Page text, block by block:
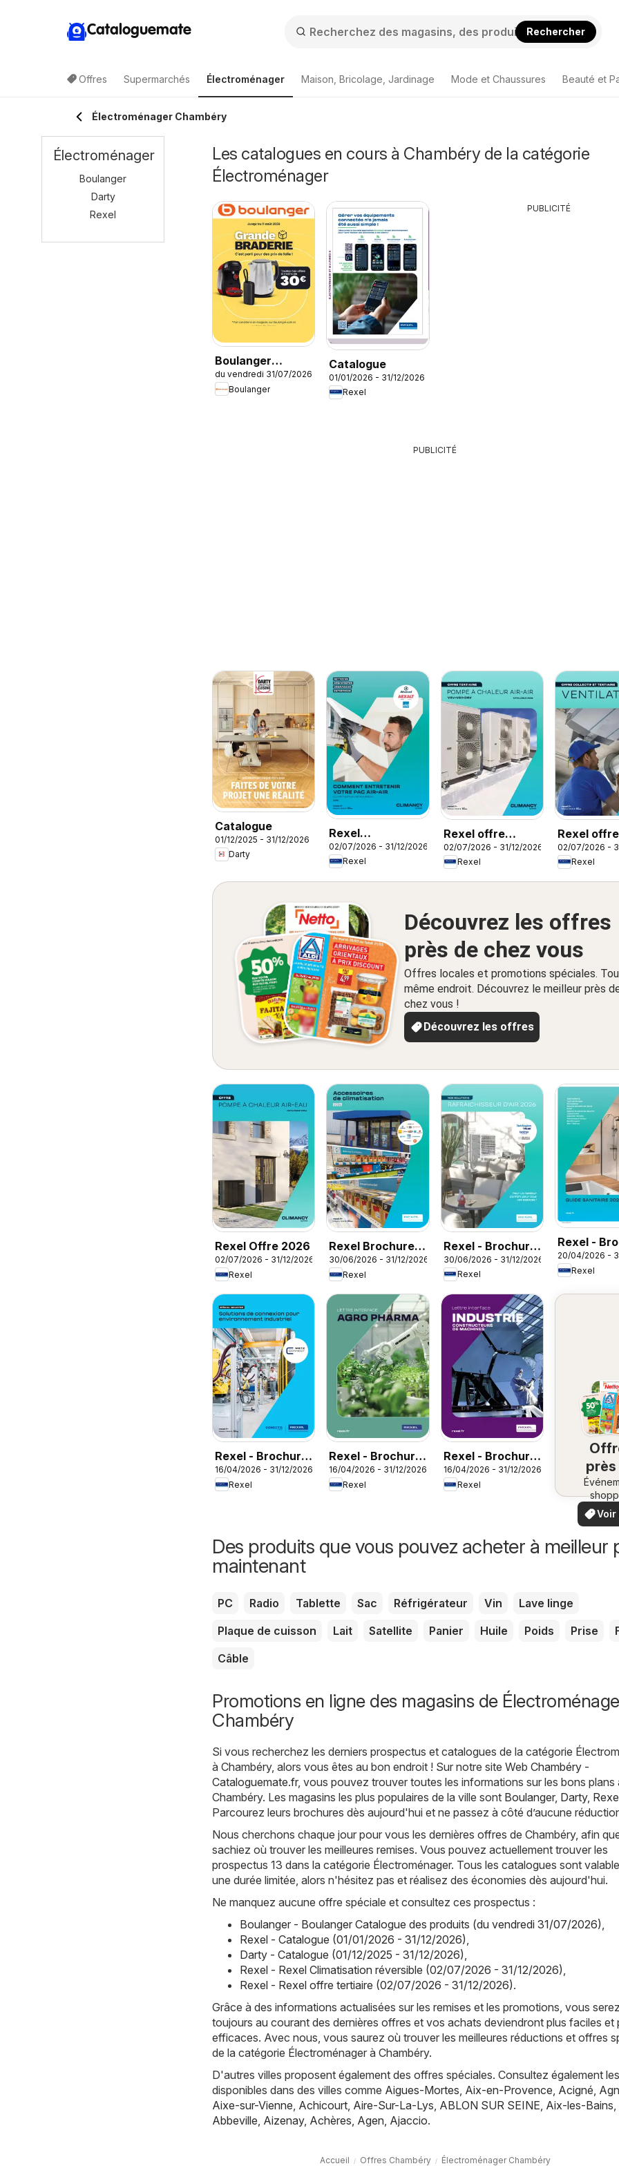
Cataloguemate Rechercher
Offres Supermarchés Électroménager Maison, Bricolage, Jardinage Mode et Chaussures Beauté et
Électroménager Chambéry
Les catalogues en cours à Chambéry de la catégorie
Électroménager
Boulanger
Catalogue des
produits
du vendredi 31/07/2026
Boulanger
Catalogue
01/01/2026 - 31/12/2026
Rexel
PUBLICITÉ
PUBLICITÉ
Catalogue
01/12/2025 - 31/12/2026
Darty
Rexel
Climatisation
réversible
02/07/2026 - 31/12/2026
Rexel
Rexel offre
tertiaire
02/07/2026 - 31/12/2026
Rexel
Rexel offre
ventilation
02/07/2026 -
Rexel
Découvrez les offres
près de chez vous
Offres locales et promotions spéciales.
même endroit. Découvrez le meilleur près
chez vous !
Découvrez les offres
Rexel Offre 2026
02/07/2026 - 31/12/2026
Rexel
Rexel Brochure
accessoires de
climatisation
30/06/2026 - 31/12/2026
Rexel
Rexel - Brochure
rafraichisseur
d'air
30/06/2026 - 31/12/2026
Rexel
Rexel -
Sanitaire
20/04/2026 -
Rexel
Rexel - Brochure
spécial industrie
16/04/2026 - 31/12/2026
Rexel
Rexel - Brochure
agro pharma
16/04/2026 - 31/12/2026
Rexel
Rexel - Brochure
industrie
16/04/2026 - 31/12/2026
Rexel
près
locaux
Voir
Des produits que vous pouvez acheter à meilleur
maintenant
PC Radio Tablette Sac Réfrigérateur Vin
Lave linge
Plaque de cuisson
Lait Satellite Panier Huile Poids Prise
Câble
Promotions en ligne des magasins de
Chambéry
Si vous recherchez les derniers prospectus et catalogues de la catégorie
à Chambéry, alors vous êtes au bon endroit ! Sur notre site Web Chambéry -
Cataloguemate.fr, vous pouvez trouver toutes les informations sur les bons plans
Chambéry. Les magasins les plus populaires de la ville sont Boulanger, Darty,
Parcourez leurs brochures dès aujourd'hui et ne passez à côté d’aucune
Nous cherchons chaque jour pour vous les dernières offres de Chambéry, afin
sachiez où trouver les meilleures remises. Vous pouvez actuellement trouver les
prospectus 13 dans la catégorie Électroménager. Tous les catalogues sont
une durée limitée, alors n'hésitez pas et réalisez des économies dès aujourd'hui.
Ne manquez aucune offre spéciale et consultez ces prospectus :
Boulanger - Boulanger Catalogue des produits (du vendredi 31/07/2026),
Rexel - Catalogue (01/01/2026 - 31/12/2026),
Darty - Catalogue (01/12/2025 - 31/12/2026),
Rexel - Rexel Climatisation réversible (02/07/2026 - 31/12/2026),
Rexel - Rexel offre tertiaire (02/07/2026 - 31/12/2026).
Grâce à des informations actualisées sur les remises et les promotions, vous serez
toujours au courant des dernières offres et vos achats deviendront plus faciles et
efficaces. Avec nous, vous saurez où trouver les meilleures réductions et offres
de la catégorie Électroménager à Chambéry.
D'autres villes proposent également des offres spéciales. Consultez également
disponibles dans des villes comme Aigues-Mortes, Aix-en-Provence, Acigné,
Aixe-sur-Vienne, Achicourt, Aire-Sur-La-Lys, ABLON SUR SEINE, Aix-les-Bains,
Abbeville, Aizenay, Achères, Agen, Ajaccio.
Accueil Offres Chambéry Électroménager Chambéry
Électroménager
Boulanger
Darty
Rexel